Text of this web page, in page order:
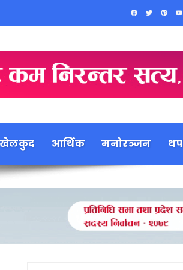
आर्थिक मनोरञ्जन थप